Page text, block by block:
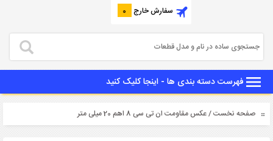
سفارش خارج 0
فهرست دسته بندی ها - اینجا کلیک کنید
صفحه نخست/ عکس مقاومت ان تی سی 8 اهم 20 میلی متر